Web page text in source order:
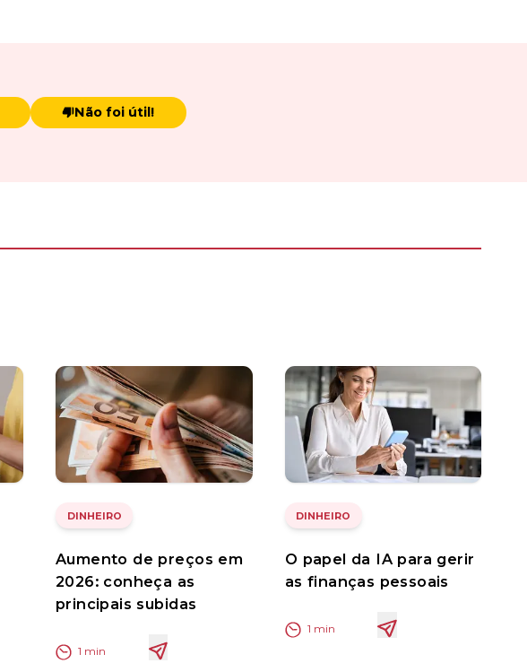
Não foi útil!
DINHEIRO
Aumento de preços em
2026: conheça as
principais subidas
1 min
DINHEIRO
O papel da IA para gerir
as finanças pessoais
1 min